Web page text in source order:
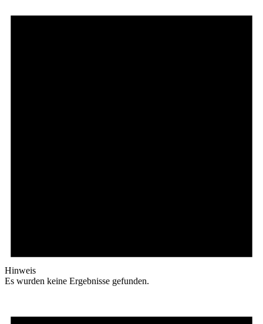
Hinweis
Es wurden keine Ergebnisse gefunden.